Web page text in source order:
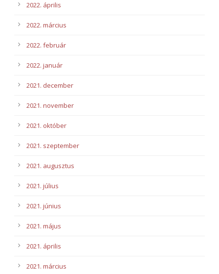
2022. április
2022. március
2022. február
2022. január
2021. december
2021. november
2021. október
2021. szeptember
2021. augusztus
2021. július
2021. június
2021. május
2021. április
2021. március